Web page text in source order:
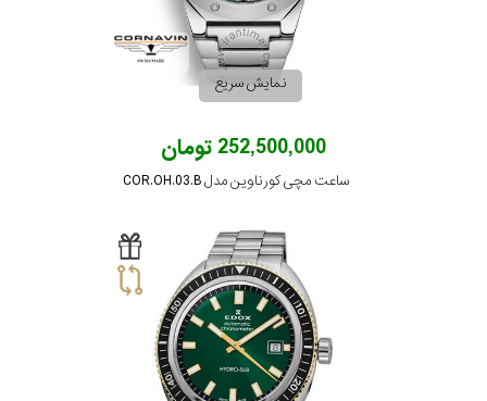
نمایش سریع
252,500,000 تومان
ساعت مچی کورناوین مدل COR.OH.03.B